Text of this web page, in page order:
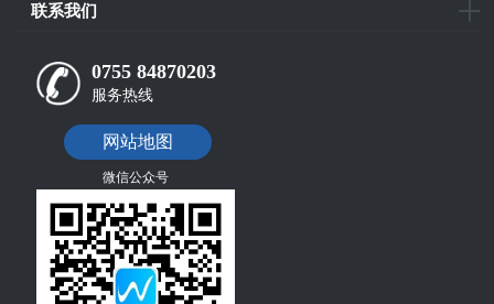
联系我们
0755 84870203
服务热线
网站地图
微信公众号